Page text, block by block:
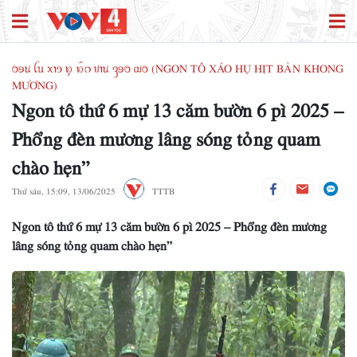
ꪉꪮꪙ ꪶꪕ ꪎꪱꪫ ꪭꪴ ꪭꪲꪒ ꪚꪱꪙ ꪅꪮꪉ ꪹꪣꪉ (NGON TÔ XÁO HỤ HỊT BẢN KHONG
MƯƠNG)
Ngon tô thứ 6 mự 13 căm bườn 6 pì 2025 –
Phổng đèn mương lâng sóng tỏng quam
chào hẹn”
Thứ sáu, 15:09, 13/06/2025 TTTB
Ngon tô thứ 6 mự 13 căm bườn 6 pì 2025 – Phổng đèn mương
lâng sóng tỏng quam chào hẹn”